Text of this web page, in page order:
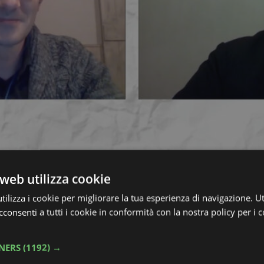
_builder_version=”3.22″][et_pb_row
background_repeat=”repeat”][et_pb_column
admin_label=”Text”
Se pensiamo all’immaginario dei giochi
giocate all’ombra del campanile o le sfide a calcetto.
Biologia della
utilizza cookie
i cookie per migliorare la tua esperienza di navigazione.
a tutti i cookie in conformità con la nostra policy per i
(1192) →